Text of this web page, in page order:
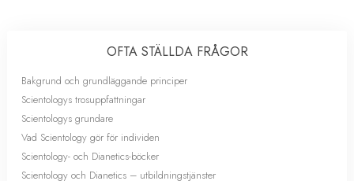
OFTA STÄLLDA FRÅGOR
Bakgrund och grundläggande principer
Scientologys trosuppfattningar
Scientologys grundare
Vad Scientology gör för individen
Scientology- och Dianetics-böcker
Scientology och Dianetics – utbildningstjänster